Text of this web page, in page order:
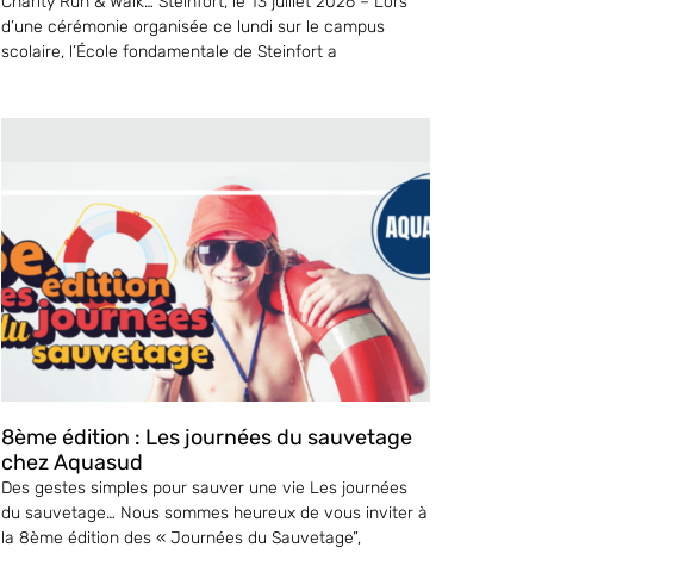
d’une cérémonie organisée ce lundi sur le campus
scolaire, l’École fondamentale de Steinfort a
8ème édition : Les journées du sauvetage
chez Aquasud
Des gestes simples pour sauver une vie Les journées
du sauvetage… Nous sommes heureux de vous inviter à
la 8ème édition des « Journées du Sauvetage”,